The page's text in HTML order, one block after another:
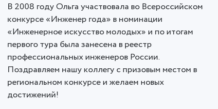
В 2008 году Ольга участвовала во Всероссийском
конкурсе «Инженер года» в номинации
«Инженерное искусство молодых» и по итогам
первого тура была занесена в реестр
профессиональных инженеров России.
Поздравляем нашу коллегу с призовым местом в
региональном конкурсе и желаем новых
достижений!